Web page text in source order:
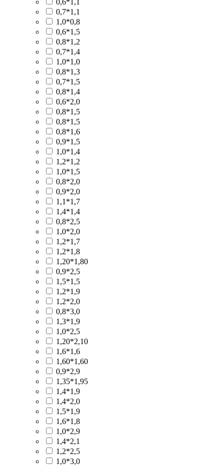
0,7*1,1
1,0*0,8
0,6*1,5
0,8*1,2
0,7*1,4
1,0*1,0
0,8*1,3
0,7*1,5
0,8*1,4
0,6*2,0
0,8*1,5
0,8*1,5
0,8*1,6
0,9*1,5
1,0*1,4
1,2*1,2
1,0*1,5
0,8*2,0
0,9*2,0
1,1*1,7
1,4*1,4
0,8*2,5
1,0*2,0
1,2*1,7
1,2*1,8
1,20*1,80
0,9*2,5
1,5*1,5
1,2*1,9
1,2*2,0
0,8*3,0
1,3*1,9
1,0*2,5
1,20*2,10
1,6*1,6
1,60*1,60
0,9*2,9
1,35*1,95
1,4*1,9
1,4*2,0
1,5*1,9
1,6*1,8
1,0*2,9
1,4*2,1
1,2*2,5
1,0*3,0